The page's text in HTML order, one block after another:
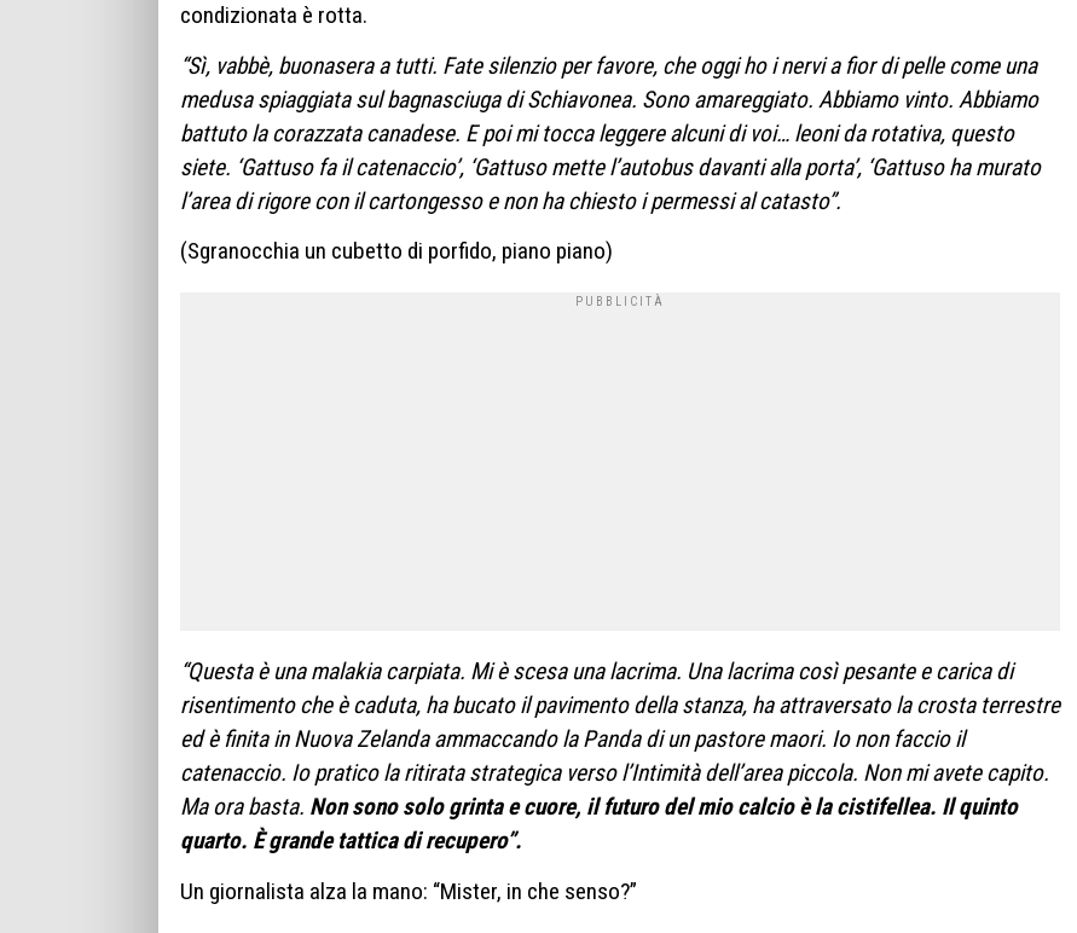
condizionata è rotta.
“Sì, vabbè, buonasera a tutti. Fate silenzio per favore, che oggi ho i nervi a fior di pelle come una
medusa spiaggiata sul bagnasciuga di Schiavonea. Sono amareggiato. Abbiamo vinto. Abbiamo
battuto la corazzata canadese. E poi mi tocca leggere alcuni di voi… leoni da rotativa, questo
siete. ‘Gattuso fa il catenaccio’, ‘Gattuso mette l’autobus davanti alla porta’, ‘Gattuso ha murato
l’area di rigore con il cartongesso e non ha chiesto i permessi al catasto”.
(Sgranocchia un cubetto di porfido, piano piano)
“Questa è una malakia carpiata. Mi è scesa una lacrima. Una lacrima così pesante e carica di
risentimento che è caduta, ha bucato il pavimento della stanza, ha attraversato la crosta terrestre
ed è finita in Nuova Zelanda ammaccando la Panda di un pastore maori. Io non faccio il
catenaccio. Io pratico la ritirata strategica verso l’Intimità dell’area piccola. Non mi avete capito.
Ma ora basta. Non sono solo grinta e cuore, il futuro del mio calcio è la cistifellea. Il quinto
quarto. È grande tattica di recupero”.
Un giornalista alza la mano: “Mister, in che senso?”